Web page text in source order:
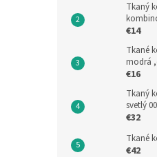
Tkaný
€14
Tkané
modrá
€16
Tkaný
svetlý
€32
Tkané
€42